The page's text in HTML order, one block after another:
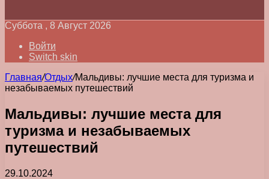
Суббота , 8 Август 2026
Войти
Switch skin
Главная/Отдых/Мальдивы: лучшие места для туризма и
незабываемых путешествий
Мальдивы: лучшие места для
туризма и незабываемых
путешествий
29.10.2024